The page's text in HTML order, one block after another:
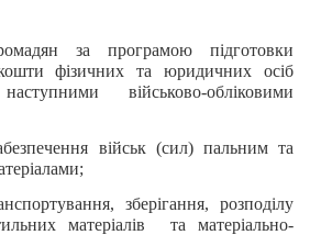
за програмою підготовки
фізичних та юридичних осіб
військово-обліковими
військ (сил) пальним та
зберігання, розподілу
матеріалів та матеріально-